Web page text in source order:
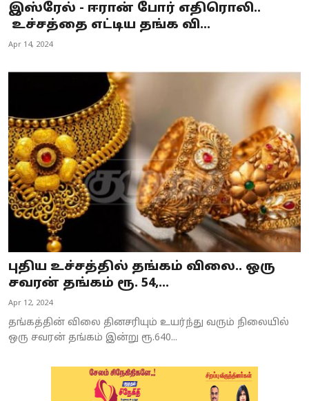
Astrology
Spirituality
இஸ்ரேல் - ஈரான் போர் எதிரொலி..
உச்சத்தை எட்டிய தங்க வி...
Apr 14, 2024
புதிய உச்சத்தில் தங்கம் விலை.. ஒரு
சவரன் தங்கம் ரூ. 54,...
Apr 12, 2024
தங்கத்தின் விலை தினசரியும் உயர்ந்து வரும் நிலையில்
ஒரு சவரன் தங்கம் இன்று ரூ.640...